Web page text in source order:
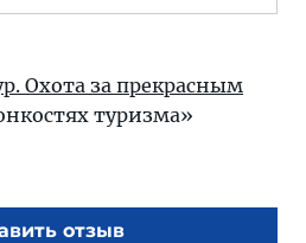
Охота за прекрасным
туризма»
отзыв